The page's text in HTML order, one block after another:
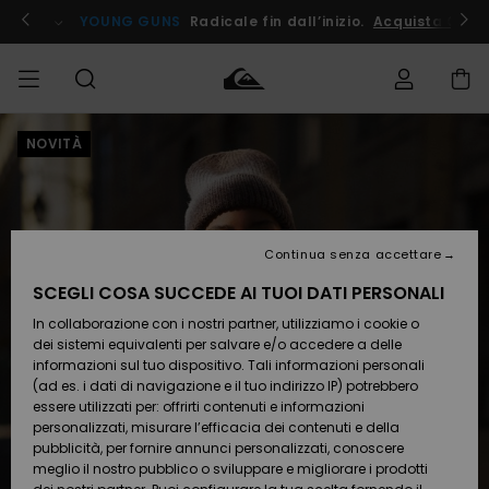
informazioni
prodotto
! YOUNG GUNS Radicale fin dall’inizio. Acquista Ora
UOMO Abbigliamento
Accessori
Calzature
e
infradito
Surf /
Acqua
BAMBINO
Abbigliamento
Accessori
Calzature
e
infradito
Surf /
Acqua
Shop
Nuovi
Da
Scoprire
Snow
SURF
Surf Shop
Uomo
Highlights
Comunità
SNOW
Snow
Shop
Uomo
Shop
Snow
Shop
Donna
OUTLET
Outlet
Uomo
Outlet
Donna
ordine
Spedizione
Pagamento
Buono regalo
Quiksilver
Freedom
NOVITÀ
SCEGLI COSA SUCCEDE AI TUOI DATI PERSONALI
In collaborazione con i nostri partner, utilizziamo i cookie o
dei sistemi equivalenti per salvare e/o accedere a delle
informazioni sul tuo dispositivo. Tali informazioni personali
(ad es. i dati di navigazione e il tuo indirizzo IP) potrebbero
essere utilizzati per: offrirti contenuti e informazioni
personalizzati, misurare l’efficacia dei contenuti e della
pubblicità, per fornire annunci personalizzati, conoscere
meglio il nostro pubblico o sviluppare e migliorare i prodotti
Continua senza accettare